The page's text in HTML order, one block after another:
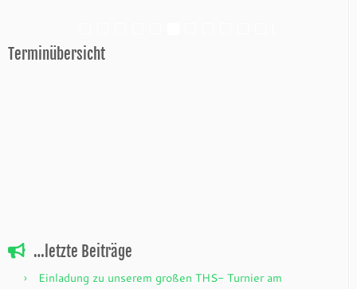
Terminübersicht
…letzte Beiträge
Einladung zu unserem großen THS- Turnier am